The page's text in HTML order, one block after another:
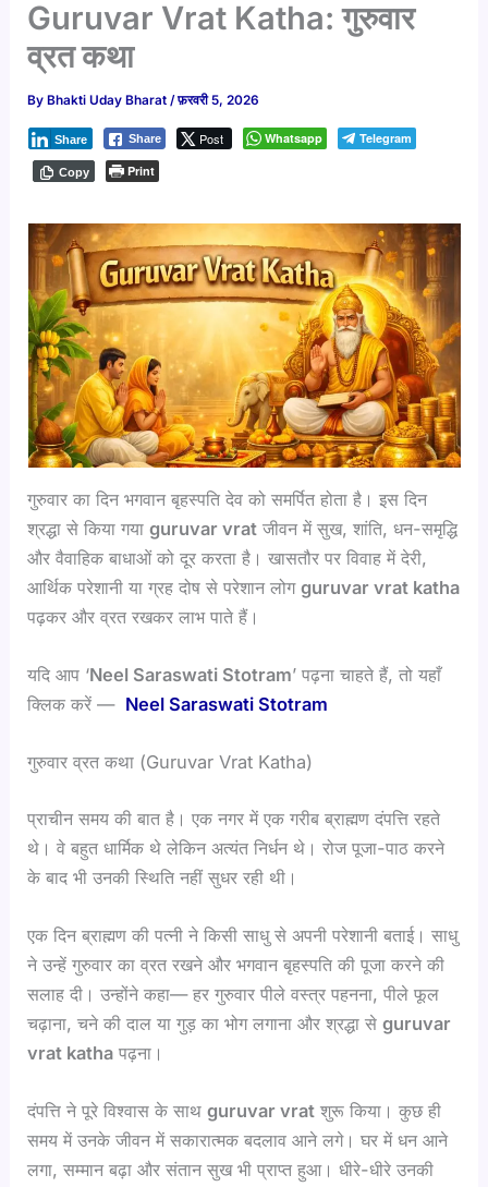
Guruvar Vrat Katha: गुरुवार
व्रत कथा
By Bhakti Uday Bharat/फ़रवरी 5, 2026
Share Post
Share Whatsapp Telegram
Copy Print
गुरुवार का दिन भगवान बृहस्पति देव को समर्पित होता है। इस दिन
श्रद्धा से किया गयाguruvar vrat जीवन में सुख, शांति, धन-समृद्धि
और वैवाहिक बाधाओं को दूर करता है। खासतौर पर विवाह में देरी,
आर्थिक परेशानी या ग्रह दोष से परेशान लोगguruvar vrat katha
पढ़कर और व्रत रखकर लाभ पाते हैं।
यदि आप ‘Neel Saraswati Stotram’ पढ़ना चाहते हैं, तो यहाँ
क्लिक करें — Neel Saraswati Stotram
गुरुवार व्रत कथा (Guruvar Vrat Katha)
प्राचीन समय की बात है। एक नगर में एक गरीब ब्राह्मण दंपत्ति रहते
थे। वे बहुत धार्मिक थे लेकिन अत्यंत निर्धन थे। रोज पूजा-पाठ करने
के बाद भी उनकी स्थिति नहीं सुधर रही थी।
एक दिन ब्राह्मण की पत्नी ने किसी साधु से अपनी परेशानी बताई। साधु
ने उन्हें गुरुवार का व्रत रखने और भगवान बृहस्पति की पूजा करने की
सलाह दी। उन्होंने कहा— हर गुरुवार पीले वस्त्र पहनना, पीले फूल
चढ़ाना, चने की दाल या गुड़ का भोग लगाना और श्रद्धा सेguruvar
vrat katha पढ़ना।
दंपत्ति ने पूरे विश्वास के साथguruvar vrat शुरू किया। कुछ ही
समय में उनके जीवन में सकारात्मक बदलाव आने लगे। घर में धन आने
लगा, सम्मान बढ़ा और संतान सुख भी प्राप्त हुआ। धीरे-धीरे उनकी